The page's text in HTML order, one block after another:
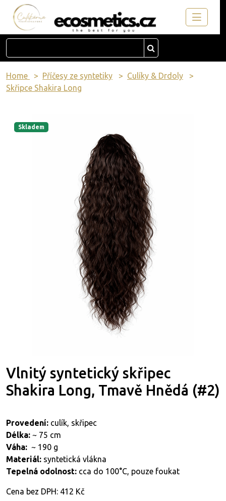
Home Příčesy ze syntetiky
Culíky & Drdoly
Skřipce Shakira Long
Skladem
Vlnitý syntetický skřipec
Shakira Long, Tmavě Hnědá (#2)
Provedení: culík, skřipec
Délka: ~ 75 cm
Váha: ~ 190 g
Materiál: syntetická vlákna
Tepelná odolnost: cca do 100°C, pouze foukat
Cena bez DPH: 412 Kč